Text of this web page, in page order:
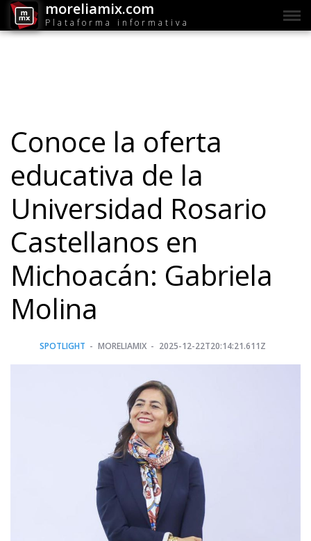
moreliamix.com
Plataforma informativa
Conoce la oferta
educativa de la
Universidad Rosario
Castellanos en
Michoacán: Gabriela
Molina
SPOTLIGHT MORELIAMIX 2025-12-22T20:14:21.611Z